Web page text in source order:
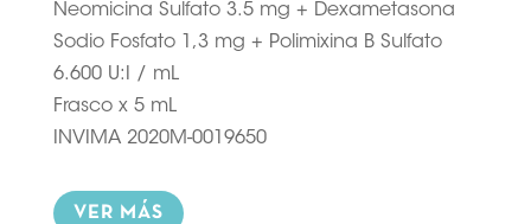
Neomicina Sulfato 3.5 mg + Dexametasona
Sodio Fosfato 1,3 mg + Polimixina B Sulfato
6.600 U:I / mL
Frasco x 5 mL
INVIMA 2020M-0019650
VER MÁS